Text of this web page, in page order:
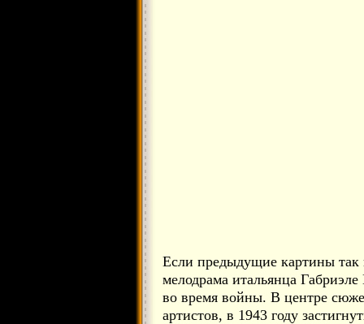
Если предыдущие картины так
мелодрама итальянца
во время войны. В центре
артистов, в 1943 году